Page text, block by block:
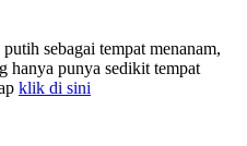
sebagai tempat menanam,
hanya punya sedikit tempat
klik di sini